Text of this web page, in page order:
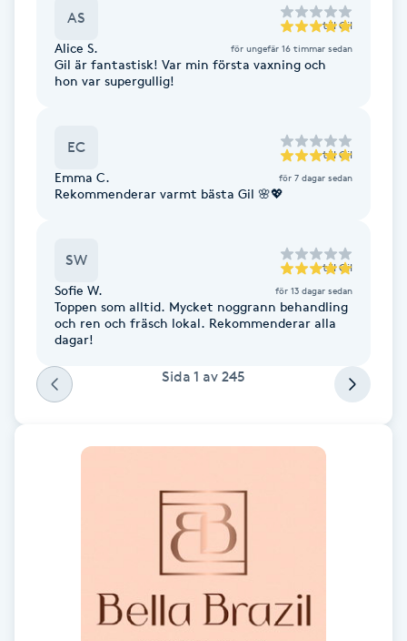
Fotsvamp
Fotvård
Fransborttagning
Fransförlängning Megavolym
Fransförlängning Volym
Fransk manikyr
Friskvårdsmassage
AS till Gil
Alice S. för ungefär 16 timmar sedan
Gil är fantastisk! Var min första vaxning och
hon var supergullig!
EC till Gil
Emma C. för 7 dagar sedan
Rekommenderar varmt bästa Gil 🌸💖
SW till Gil
Sofie W. för 13 dagar sedan
Toppen som alltid. Mycket noggrann behandling
och ren och fräsch lokal. Rekommenderar alla
dagar!
Sida 1 av 245